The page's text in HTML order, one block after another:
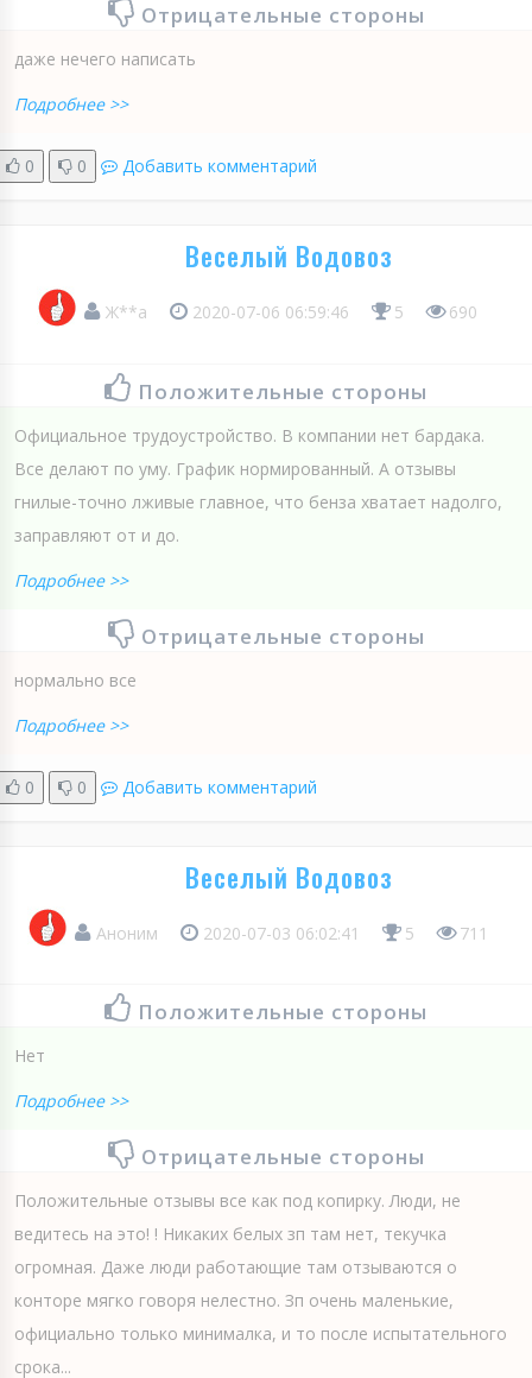
Отрицательные стороны
даже нечего написать
Подробнее >>
0 0 Добавить комментарий
Веселый Водовоз
Ж**а 2020-07-06 06:59:46 5 690
Положительные стороны
Официальное трудоустройство. В компании нет бардака.
Все делают по уму. График нормированный. А отзывы
гнилые-точно лживые главное, что бенза хватает надолго,
заправляют от и до.
Подробнее >>
Отрицательные стороны
нормально все
Подробнее >>
0 0 Добавить комментарий
Веселый Водовоз
Аноним 2020-07-03 06:02:41 5 711
Положительные стороны
Нет
Подробнее >>
Отрицательные стороны
Положительные отзывы все как под копирку. Люди, не
ведитесь на это! ! Никаких белых зп там нет, текучка
огромная. Даже люди работающие там отзываются о
конторе мягко говоря нелестно. Зп очень маленькие,
официально только минималка, и то после испытательного
срока...